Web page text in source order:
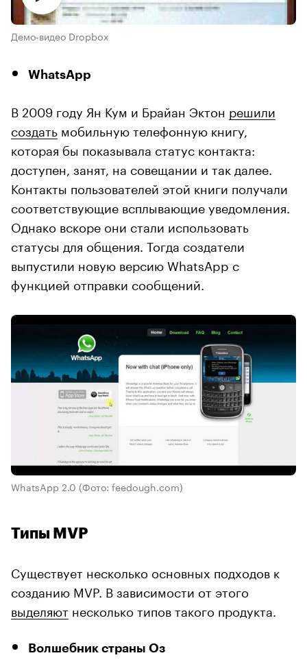
Демо-видео Dropbox
WhatsApp
В 2009 году Ян Кум и Брайан Эктон решили
создать мобильную телефонную книгу,
которая бы показывала статус контакта:
доступен, занят, на совещании и так далее.
Контакты пользователей этой книги получали
соответствующие всплывающие уведомления.
Однако вскоре они стали использовать
статусы для общения. Тогда создатели
выпустили новую версию WhatsApp с
функцией отправки сообщений.
WhatsApp 2.0 (Фото: feedough.com)
Типы MVP
Существует несколько основных подходов к
созданию MVP. В зависимости от этого
выделяют несколько типов такого продукта.
Волшебник страны Оз